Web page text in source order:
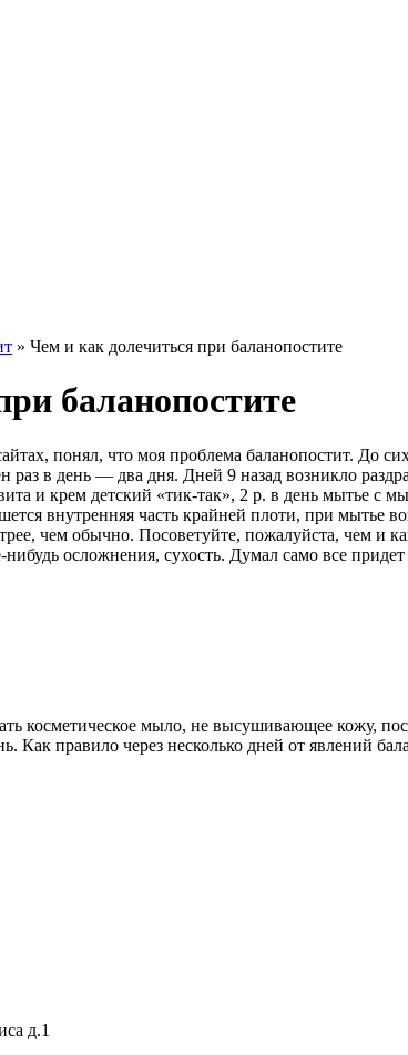
» Чем и как долечиться при баланопостите
баланопостите
понял, что моя проблема баланопостит. До
в день — два дня. Дней 9 назад возникло
и крем детский «тик-так», 2 р. в день мытье
внутренняя часть крайней плоти, при мытье
чем обычно. Посоветуйте, пожалуйста, чем и
осложнения, сухость. Думал само все
косметическое мыло, не высушивающее кожу,
Как правило через несколько дней от явлений
д.1